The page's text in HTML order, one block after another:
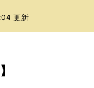
更新